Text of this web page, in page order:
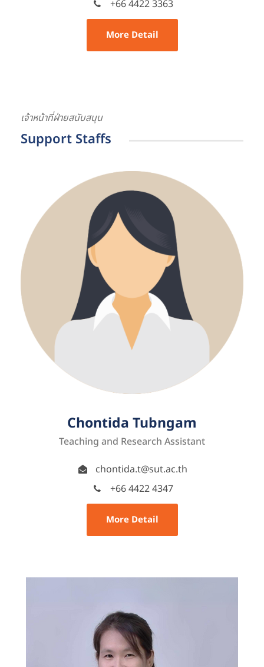
+66 4422 3363
More Detail
เจ้าหน้าที่ฝ่ายสนับสนุน
Support Staffs
Chontida Tubngam
Teaching and Research Assistant
chontida.t@sut.ac.th
+66 4422 4347
More Detail